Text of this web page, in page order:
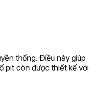
thống. Điều này giúp
pit còn được thiết kế với